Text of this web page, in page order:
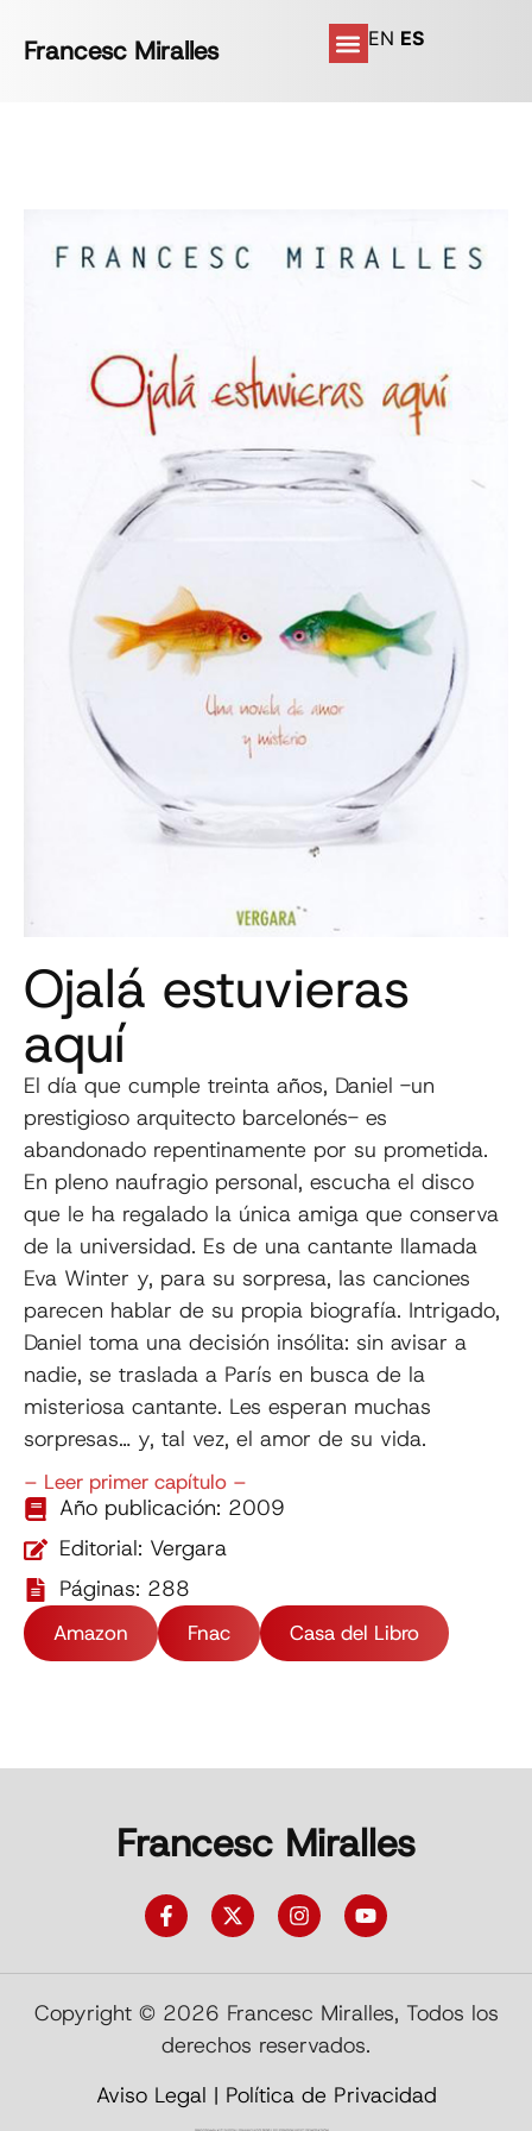
Francesc Miralles EN ES
Ojalá estuvieras
aquí
El día que cumple treinta años, Daniel -un
prestigioso arquitecto barcelonés- es
abandonado repentinamente por su prometida.
En pleno naufragio personal, escucha el disco
que le ha regalado la única amiga que conserva
de la universidad. Es de una cantante llamada
Eva Winter y, para su sorpresa, las canciones
parecen hablar de su propia biografía. Intrigado,
Daniel toma una decisión insólita: sin avisar a
nadie, se traslada a París en busca de la
misteriosa cantante. Les esperan muchas
sorpresas… y, tal vez, el amor de su vida.
– Leer primer capítulo –
Año publicación: 2009
Editorial: Vergara
Páginas: 288
Amazon Fnac Casa del Libro
Francesc Miralles
Copyright © 2026 Francesc Miralles, Todos los
derechos reservados.
Aviso Legal | Política de Privacidad